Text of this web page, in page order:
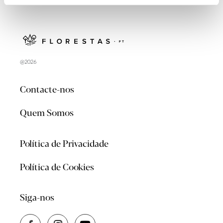
@2026
Contacte-nos
Quem Somos
Política de Privacidade
Política de Cookies
Siga-nos